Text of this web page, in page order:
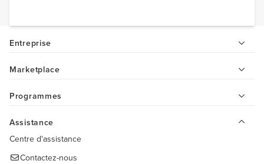
Entreprise
Marketplace
Programmes
Assistance
Centre d'assistance
Contactez-nous